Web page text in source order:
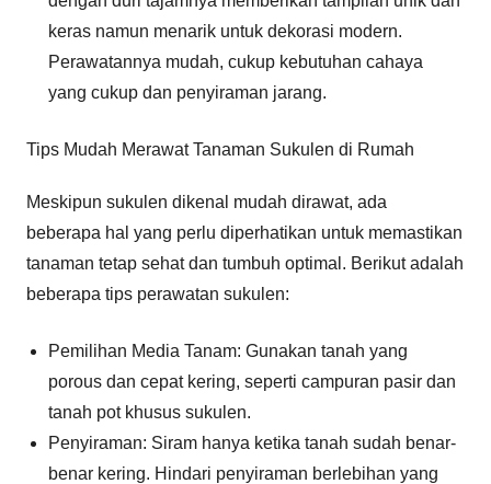
keras namun menarik untuk dekorasi modern.
Perawatannya mudah, cukup kebutuhan cahaya
yang cukup dan penyiraman jarang.
Tips Mudah Merawat Tanaman Sukulen di Rumah
Meskipun sukulen dikenal mudah dirawat, ada
beberapa hal yang perlu diperhatikan untuk memastikan
tanaman tetap sehat dan tumbuh optimal. Berikut adalah
beberapa tips perawatan sukulen:
Pemilihan Media Tanam: Gunakan tanah yang
porous dan cepat kering, seperti campuran pasir dan
tanah pot khusus sukulen.
Penyiraman: Siram hanya ketika tanah sudah benar-
benar kering. Hindari penyiraman berlebihan yang